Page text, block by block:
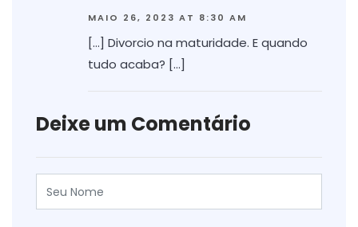
MAIO 26, 2023 AT 8:30 AM
[…] Divorcio na maturidade. E quando
tudo acaba? […]
Deixe um Comentário